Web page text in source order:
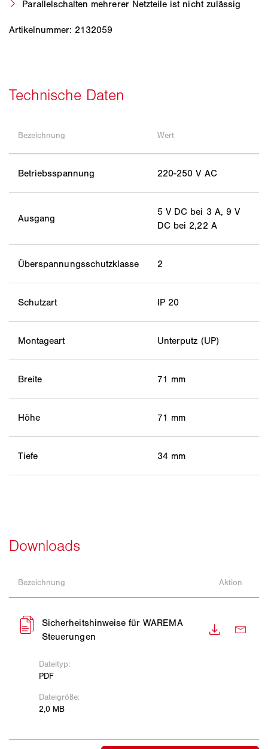
Parallelschalten mehrerer Netzteile ist nicht zulässig
Artikelnummer: 2132059
Bezeichnung Wert
Betriebsspannung 220-250 V AC
Ausgang
5 V DC bei 3 A, 9 V
DC bei 2,22 A
Überspannungsschutzklasse 2
Schutzart IP 20
Montageart Unterputz (UP)
Breite 71 mm
Höhe 71 mm
Tiefe 34 mm